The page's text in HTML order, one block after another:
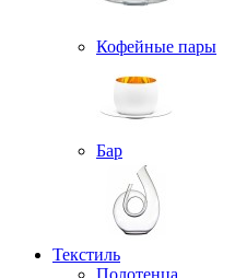
Кофейные пары
Бар
Текстиль
Полотенца